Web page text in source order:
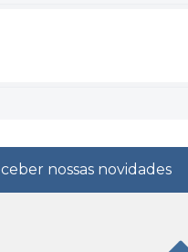
nossas novidades